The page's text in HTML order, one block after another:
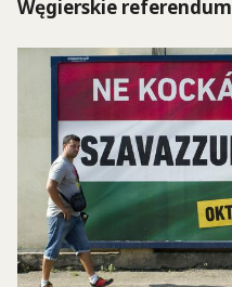
Węgierskie referendum